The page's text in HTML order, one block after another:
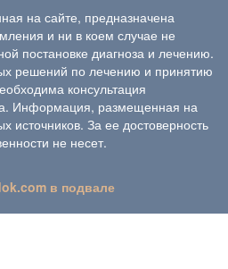
на сайте, предназначена
и ни в коем случае не
постановке диагноза и лечению.
решений по лечению и принятию
консультация
Информация, размещенная на
источников. За ее достоверность
не несет.